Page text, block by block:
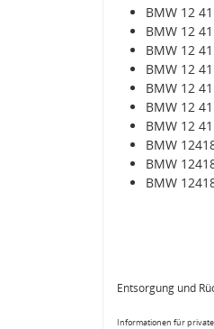
BMW 12
BMW 12
BMW 12
BMW 12
BMW 12
BMW 12
BMW 12
BMW
BMW
BMW
Entsorgung und
Informationen für